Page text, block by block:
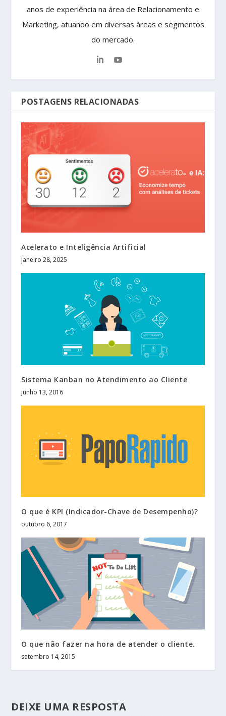
anos de experiência na área de Relacionamento e
Marketing, atuando em diversas áreas e segmentos
do mercado.
POSTAGENS RELACIONADAS
Acelerato e Inteligência Artificial
janeiro 28, 2025
Sistema Kanban no Atendimento ao Cliente
junho 13, 2016
O que é KPI (Indicador-Chave de Desempenho)?
outubro 6, 2017
O que não fazer na hora de atender o cliente.
setembro 14, 2015
DEIXE UMA RESPOSTA